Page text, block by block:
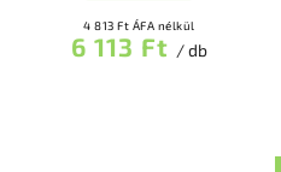
4 813 Ft ÁFA nélkül
6 113 Ft / db